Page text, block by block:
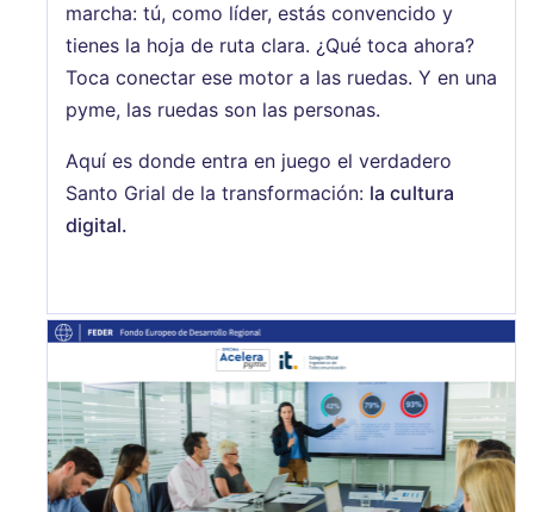
marcha: tú, como líder, estás convencido y
tienes la hoja de ruta clara. ¿Qué toca ahora?
Toca conectar ese motor a las ruedas. Y en una
pyme, las ruedas son las personas.
Aquí es donde entra en juego el verdadero
Santo Grial de la transformación: la cultura
digital.